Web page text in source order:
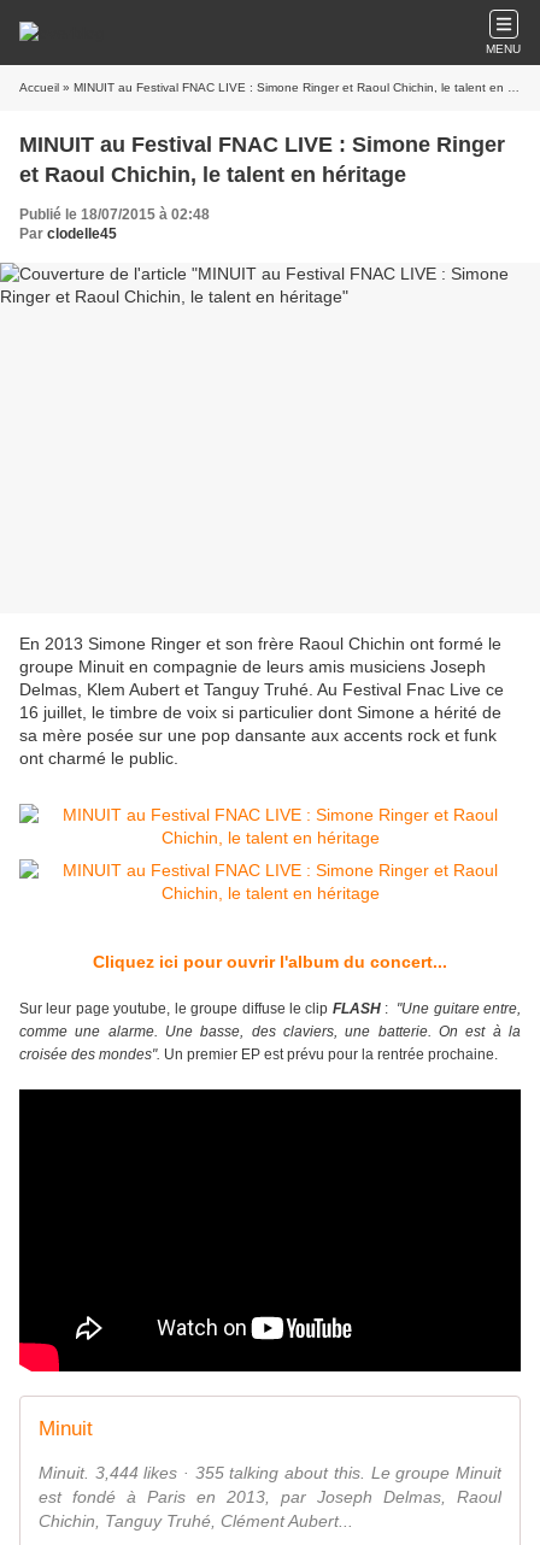
MENU
Accueil » MINUIT au Festival FNAC LIVE : Simone Ringer et Raoul Chichin, le talent en héritage
MINUIT au Festival FNAC LIVE : Simone Ringer
et Raoul Chichin, le talent en héritage
Publié le 18/07/2015 à 02:48
Par clodelle45
En 2013 Simone Ringer et son frère Raoul Chichin ont formé le
groupe Minuit en compagnie de leurs amis musiciens Joseph
Delmas, Klem Aubert et Tanguy Truhé. Au Festival Fnac Live ce
16 juillet, le timbre de voix si particulier dont Simone a hérité de
sa mère posée sur une pop dansante aux accents rock et funk
ont charmé le public.
Cliquez ici pour ouvrir l'album du concert...
Sur leur page youtube, le groupe diffuse le clip FLASH : "Une guitare entre,
comme une alarme. Une basse, des claviers, une batterie. On est à la
croisée des mondes". Un premier EP est prévu pour la rentrée prochaine.
Minuit
Minuit. 3,444 likes · 355 talking about this. Le groupe Minuit
est fondé à Paris en 2013, par Joseph Delmas, Raoul
Chichin, Tanguy Truhé, Clément Aubert...